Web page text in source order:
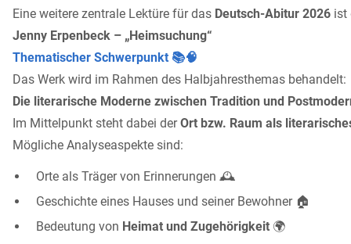
Eine weitere zentrale Lektüre für das Deutsch-Abitur 2026 ist
Jenny Erpenbeck – „Heimsuchung“
Thematischer Schwerpunkt 📚🧠
Das Werk wird im Rahmen des Halbjahresthemas behandelt:
Die literarische Moderne zwischen Tradition und
Im Mittelpunkt steht dabei derOrt bzw. Raum als
Mögliche Analyseaspekte sind:
Orte als Träger von Erinnerungen 🕰️
Geschichte eines Hauses und seiner Bewohner 🏠
Bedeutung von Heimat und Zugehörigkeit 🌍